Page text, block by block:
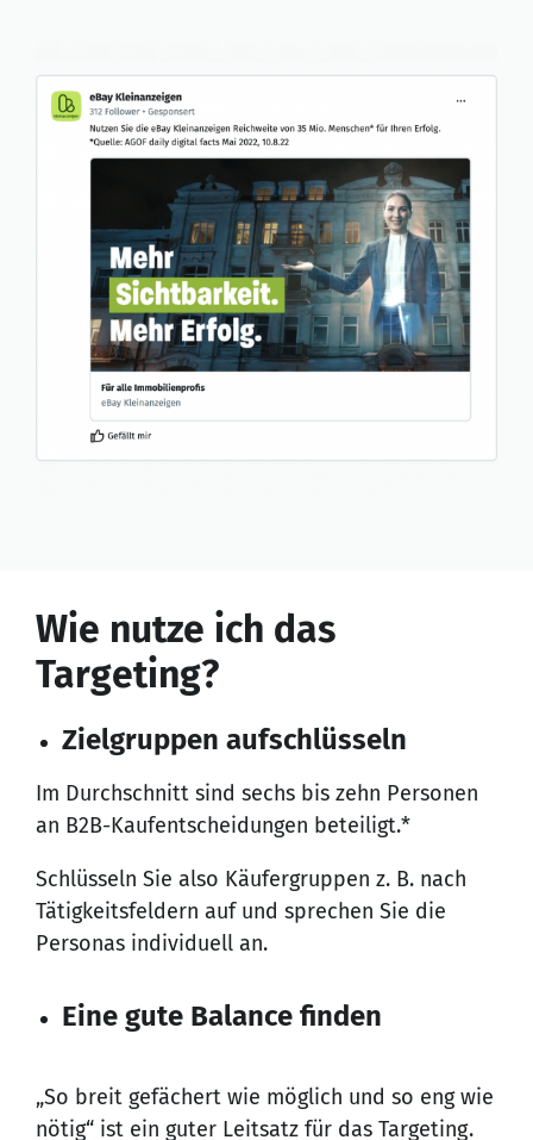
Wie nutze ich das
Targeting?
Zielgruppen aufschlüsseln
Im Durchschnitt sind sechs bis zehn Personen
an B2B-Kaufentscheidungen beteiligt.*
Schlüsseln Sie also Käufergruppen z. B. nach
Tätigkeitsfeldern auf und sprechen Sie die
Personas individuell an.
Eine gute Balance finden
„So breit gefächert wie möglich und so eng wie
nötig“ ist ein guter Leitsatz für das Targeting.